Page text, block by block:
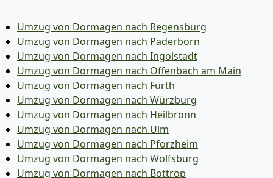
Umzug von Dormagen nach Regensburg
Umzug von Dormagen nach Paderborn
Umzug von Dormagen nach Ingolstadt
Umzug von Dormagen nach Offenbach am Main
Umzug von Dormagen nach Fürth
Umzug von Dormagen nach Würzburg
Umzug von Dormagen nach Heilbronn
Umzug von Dormagen nach Ulm
Umzug von Dormagen nach Pforzheim
Umzug von Dormagen nach Wolfsburg
Umzug von Dormagen nach Bottrop